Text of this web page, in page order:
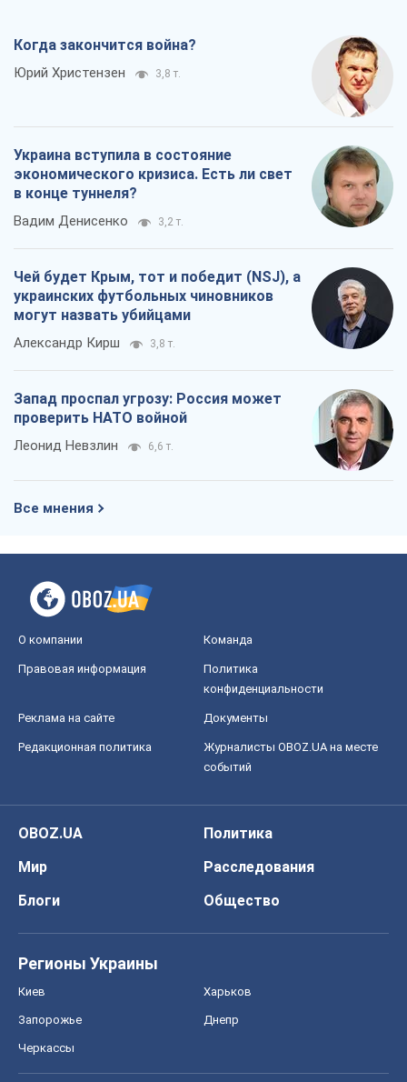
Когда закончится война?
Юрий Христензен 3,8 т.
Украина вступила в состояние
экономического кризиса. Есть ли свет
в конце туннеля?
Вадим Денисенко 3,2 т.
Чей будет Крым, тот и победит (NSJ), а
украинских футбольных чиновников
могут назвать убийцами
Александр Кирш 3,8 т.
Запад проспал угрозу: Россия может
проверить НАТО войной
Леонид Невзлин 6,6 т.
Все мнения
О компании Команда
Правовая информация
Политика
конфиденциальности
Реклама на сайте Документы
Редакционная политика
Журналисты OBOZ.UA на месте
событий
OBOZ.UA
Политика
Мир
Расследования
Блоги
Общество
Регионы Украины
Киев Харьков
Запорожье Днепр
Черкассы